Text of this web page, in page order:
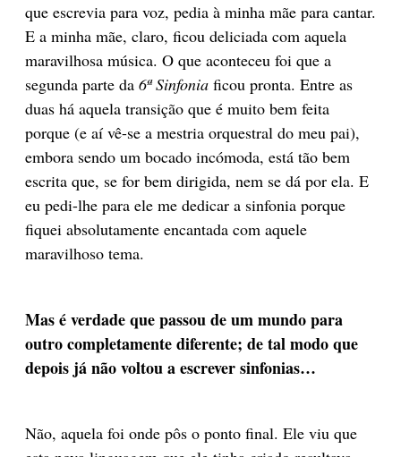
que escrevia para voz, pedia à minha mãe para cantar.
E a minha mãe, claro, ficou deliciada com aquela
maravilhosa música. O que aconteceu foi que a
segunda parte da 6ª Sinfonia ficou pronta. Entre as
duas há aquela transição que é muito bem feita
porque (e aí vê-se a mestria orquestral do meu pai),
embora sendo um bocado incómoda, está tão bem
escrita que, se for bem dirigida, nem se dá por ela. E
eu pedi-lhe para ele me dedicar a sinfonia porque
fiquei absolutamente encantada com aquele
maravilhoso tema.
Mas é verdade que passou de um mundo para
outro completamente diferente; de tal modo que
depois já não voltou a escrever sinfonias…
Não, aquela foi onde pôs o ponto final. Ele viu que